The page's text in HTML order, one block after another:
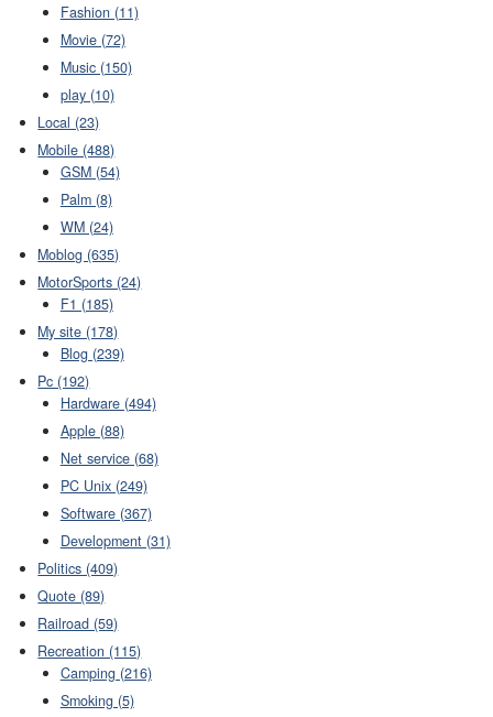
Fashion (11)
Movie (72)
Music (150)
play (10)
Local (23)
Mobile (488)
GSM (54)
Palm (8)
WM (24)
Moblog (635)
MotorSports (24)
F1 (185)
My site (178)
Blog (239)
Pc (192)
Hardware (494)
Apple (88)
Net service (68)
PC Unix (249)
Software (367)
Development (31)
Politics (409)
Quote (89)
Railroad (59)
Recreation (115)
Camping (216)
Smoking (5)